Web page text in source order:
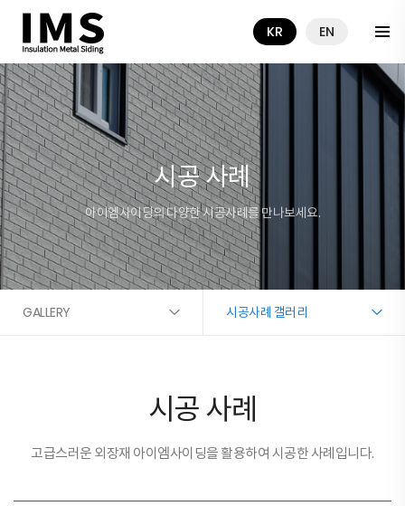
KR EN
시공 사례
아이엠사이딩의 다양한 시공사례를 만나보세요.
GALLERY 시공사례 갤러리
시공 사례
고급스러운 외장재 아이엠사이딩을 활용하여 시공한 사례입니다.